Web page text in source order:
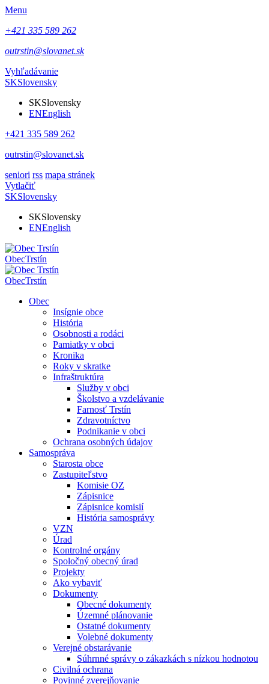
Menu
+421 335 589 262
outrstin@slovanet.sk
Vyhľadávanie
SKSlovensky
SKSlovensky
ENEnglish
+421 335 589 262
outrstin@slovanet.sk
seniori rss mapa stránek
Vytlačiť
SKSlovensky
SKSlovensky
ENEnglish
ObecTrstín
ObecTrstín
Obec
Insígnie obce
História
Osobnosti a rodáci
Pamiatky v obci
Kronika
Roky v skratke
Infraštruktúra
Služby v obci
Školstvo a vzdelávanie
Farnosť Trstín
Zdravotníctvo
Podnikanie v obci
Ochrana osobných údajov
Samospráva
Starosta obce
Zastupiteľstvo
Komisie OZ
Zápisnice
Zápisnice komisií
História samosprávy
VZN
Úrad
Kontrolné orgány
Spoločný obecný úrad
Projekty
Ako vybaviť
Dokumenty
Obecné dokumenty
Územné plánovanie
Ostatné dokumenty
Volebné dokumenty
Verejné obstarávanie
Súhrnné správy o zákazkách s nízkou hodnotou
Civilná ochrana
Povinné zverejňovanie